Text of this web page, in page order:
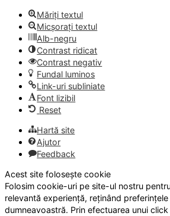
Măriți textul
Micșorați textul
Alb-negru
Contrast ridicat
Contrast negativ
Fundal luminos
Link-uri subliniate
Font lizibil
Reset
Hartă site
Ajutor
Feedback
Acest site folosește cookie
Folosim cookie-uri pe site-ul nostru
relevantă experiență, reținând
dumneavoastră. Prin efectuarea unui